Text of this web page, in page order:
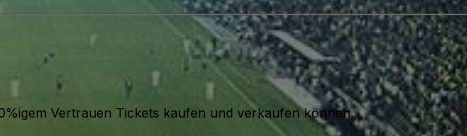
Vertrauen Tickets kaufen und verkaufen können.